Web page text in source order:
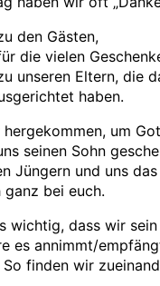
den Gästen,
die vielen
unseren Eltern, die
haben.
um
seinen Sohn
Jüngern und uns
bei euch.
wichtig, dass wir
es annimmt/
finden wir